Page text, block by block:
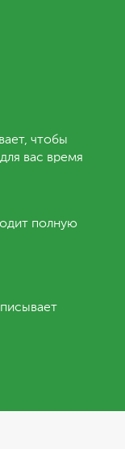
чтобы
вас время
полную